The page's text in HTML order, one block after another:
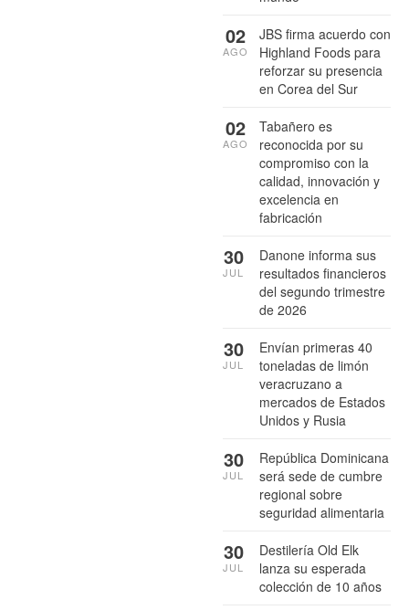
JBS firma acuerdo con
Highland Foods para
reforzar su presencia
en Corea del Sur
02
AGO
Tabañero es
reconocida por su
compromiso con la
calidad, innovación y
excelencia en
fabricación
02
AGO
Danone informa sus
resultados financieros
del segundo trimestre
de 2026
30
JUL
Envían primeras 40
toneladas de limón
veracruzano a
mercados de Estados
Unidos y Rusia
30
JUL
República Dominicana
será sede de cumbre
regional sobre
seguridad alimentaria
30
JUL
Destilería Old Elk
lanza su esperada
colección de 10 años
30
JUL